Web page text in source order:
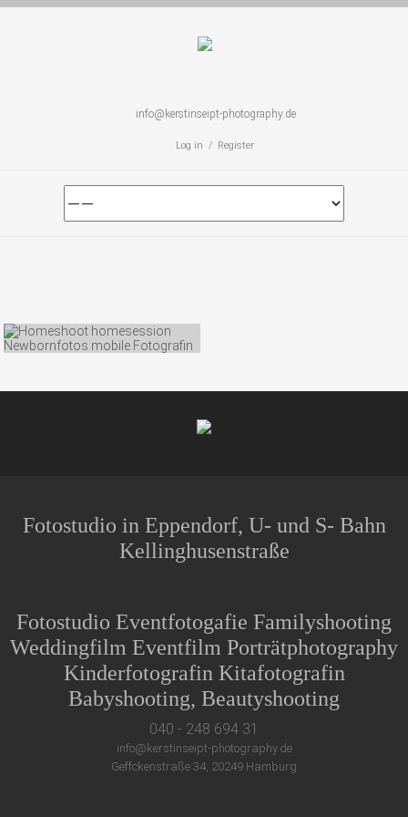
info@kerstinseipt-photography.de
Log in / Register
Fotostudio in Eppendorf, U- und S- Bahn
Kellinghusenstraße
Fotostudio Eventfotogafie Familyshooting
Weddingfilm Eventfilm Porträtphotography
Kinderfotografin Kitafotografin
Babyshooting, Beautyshooting
040 - 248 694 31
info@kerstinseipt-photography.de
Geffckenstraße 34, 20249 Hamburg